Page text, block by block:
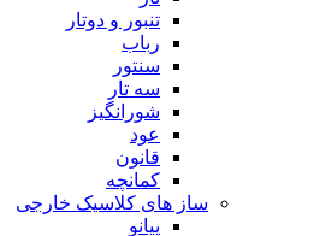
تنبور و دوتار
رباب
سنتور
سه تار
شورانگیز
عود
قانون
کمانچه
ساز های کلاسیک خارجی
پیانو